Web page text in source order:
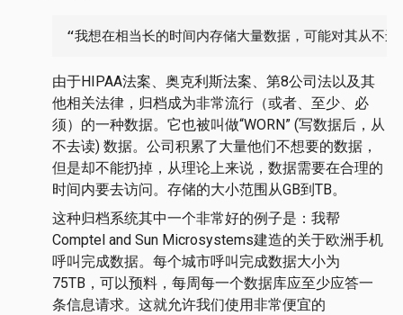
“我想在相当长的时间内存储大量数据，可能对其从不
由于HIPAA法案、奥克利斯法案、第8公司法以及其
他相关法律，归档成为非常流行（或者、至少、必
须）的一种数据。它也被叫做“WORN” (写数据后，从
不去读) 数据。公司积累了大量他们不想要的数据，
但是却不能扔掉，从理论上来说，数据需要在合理的
时间内要去访问。存储的大小范围从GB到TB。
这种归档系统其中一个非常好的例子是：我帮
Comptel and Sun Microsystems建造的关于欧洲手机
呼叫完成数据。每个城市呼叫完成数据大小为
75TB，可以预料，每周每一个数据库应至少应答一
条信息请求。这就允许我们使用非常便宜的